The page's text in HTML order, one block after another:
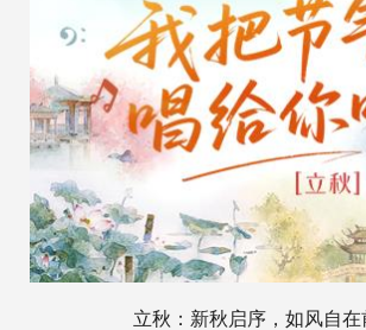
立秋：新秋启序，如风自在